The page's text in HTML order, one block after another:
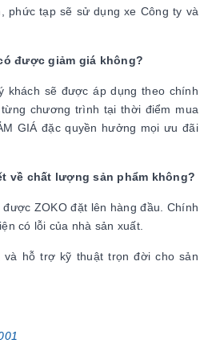
phức tạp sẽ sử dụng xe Công ty và
được giảm giá không?
khách sẽ được áp dụng theo chính
chương trình tại thời điểm mua
GIÁ đặc quyền hưởng mọi ưu đãi
về chất lượng sản phẩm không?
ZOKO đặt lên hàng đầu. Chính
có lỗi của nhà sản xuất.
hỗ trợ kỹ thuật trọn đời cho sản